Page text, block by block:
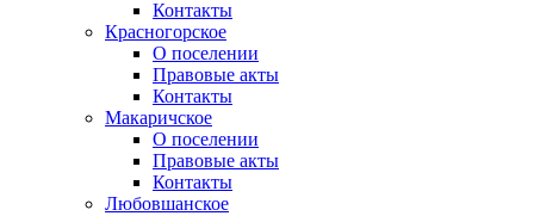
Контакты
Красногорское
О поселении
Правовые акты
Контакты
Макаричское
О поселении
Правовые акты
Контакты
Любовшанское